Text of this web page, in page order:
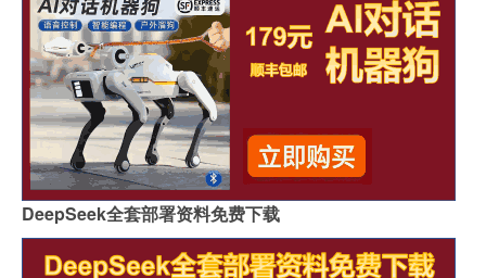
DeepSeek全套部署资料免费下载